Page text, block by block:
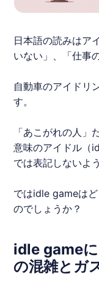
日本語の読みはア
いない」、「仕事
自動車のアイドリ
す。
「あこがれの人」
意味のアイドル（
では表記しないよ
ではidle gameは
のでしょうか？
idle game
の混雑とガ